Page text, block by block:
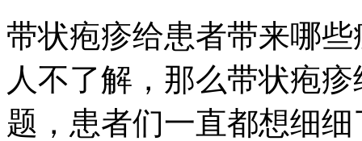
带状疱疹给患者带来哪
人不了解，那么带状疱
题，患者们一直都想细